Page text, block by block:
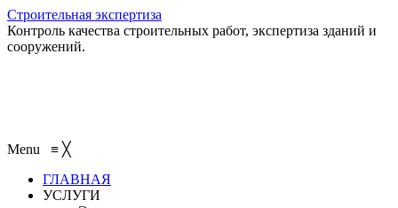
Строительная экспертиза
Контроль качества строительных работ, экспертиза зданий и
сооружений.
Menu ≡ ╳
ГЛАВНАЯ
УСЛУГИ